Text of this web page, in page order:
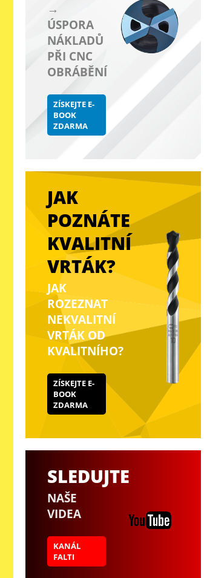
→
ÚSPORA
NÁKLADŮ
PŘI CNC
OBRÁBĚNÍ
ZÍSKEJTE E-
BOOK
ZDARMA
JAK
POZNÁTE
KVALITNÍ
VRTÁK?
JAK
ROZEZNAT
NEKVALITNÍ
VRTÁK OD
KVALITNÍHO?
ZÍSKEJTE E-
BOOK
ZDARMA
SLEDUJTE
NAŠE
VIDEA
KANÁL
FALTI